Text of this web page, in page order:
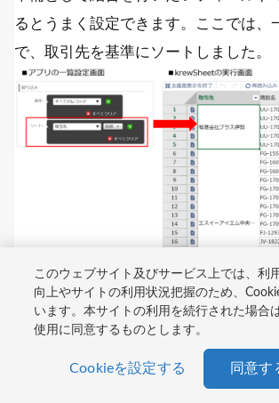
るとうまく設定できます。ここでは、
で、取引先を基準にソートしました。
サンプルファイルのダウンロードはこ
drill/ks500-10case-management.zip
このウェブサイト及びサービス上では、利
向上やサイトの利用状況把握のため、
います。本サイトの利用を続行された場合
使用に同意するものとします。
Cookieを設定する 同意す